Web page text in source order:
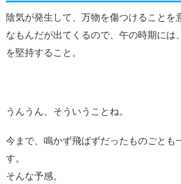
陰気が発生して、万物を傷つけることを
なもんだが出てくるので、午の時期には
を堅持すること。
うんうん、そういうことね。
今まで、鳴かず飛ばずだったものごとも
す。
そんな予感。